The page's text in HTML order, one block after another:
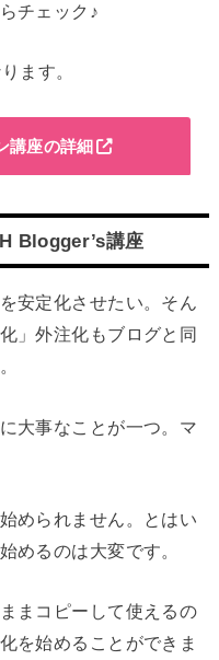
チェック♪
ます。
講座の詳細
Blogger’s講座
安定化させたい。そん
」外注化もブログと同
大事なことが一つ。マ
められません。とはい
めるのは大変です。
まコピーして使えるの
を始めることができま